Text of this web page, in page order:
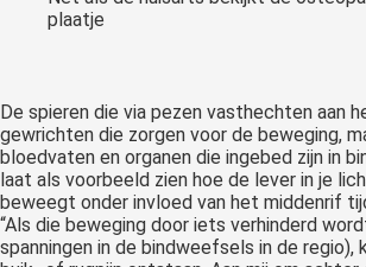
plaatje
De spieren die via pezen vasthechten aan
gewrichten die zorgen voor de beweging,
bloedvaten en organen die ingebed zijn in
laat als voorbeeld zien hoe de lever in je
beweegt onder invloed van het middenrif
“Als die beweging door iets verhinderd
spanningen in de bindweefsels in de regio),